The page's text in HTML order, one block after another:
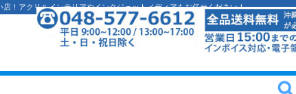
！アクリルインテリアやインクジェットメディアもお任せください！